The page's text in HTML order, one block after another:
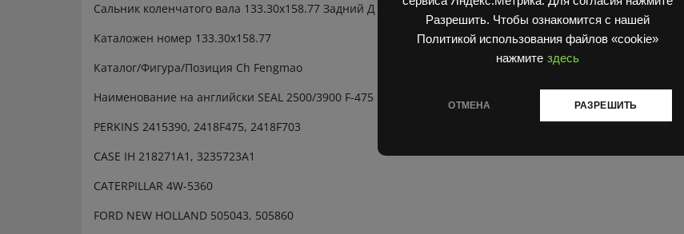
Разрешить. Чтобы ознакомится с нашей
Политикой использования файлов «cookie»
нажмите здесь
ОТМЕНА РАЗРЕШИТЬ
Сальник коленчатого вала 133.30х158.77 Задний Д 3900/2500 (Силиконовые рыжие бороздки)
Каталожен номер 133.30х158.77
Каталог/Фигура/Позиция Ch Fengmao
Наименование на английски SEAL 2500/3900 F-475
PERKINS 2415390, 2418F475, 2418F703
CASE IH 218271A1, 3235723A1
CATERPILLAR 4W-5360
FORD NEW HOLLAND 505043, 505860